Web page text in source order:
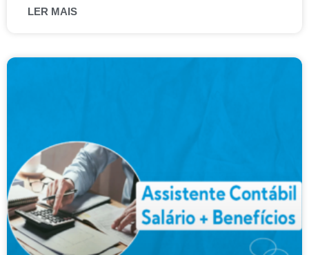
LER MAIS